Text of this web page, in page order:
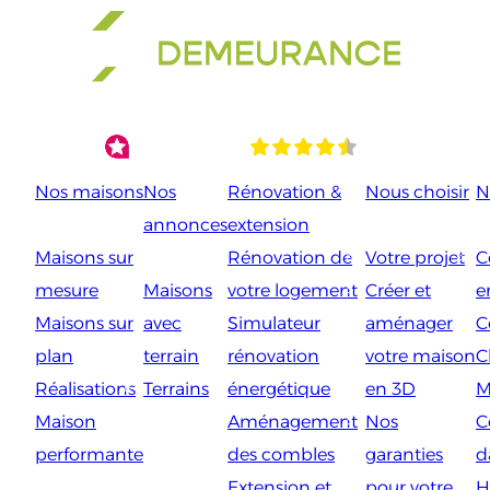
Nos maisons
Maisons sur
mesure
Maisons sur
plan
Réalisations
Maison
performante
Nos
annonces
Maisons
avec
terrain
Terrains
Rénovation &
extension
Rénovation de
votre logement
Simulateur
rénovation
énergétique
Aménagement
des combles
Nous choisir
Votre projet
Créer et
aménager
votre maison
en 3D
Nos
garanties